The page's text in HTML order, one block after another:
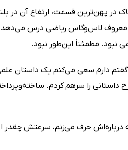
در پهن‌ترین قسمت، ارتفاع آن در
لاس‌وگاس ریاضی درس می‌دهد،
نبود. مطمئناً این‌طور نبود.
دارم سعی می‌کنم یک داستان
داستانی را سرهم کردم.
حرف می‌زنم، سرعتش چقدر